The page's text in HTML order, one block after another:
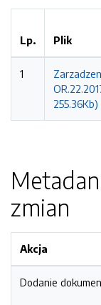
Lp. Plik
1
255.36Kb)
zmian
Akcja
Dodanie